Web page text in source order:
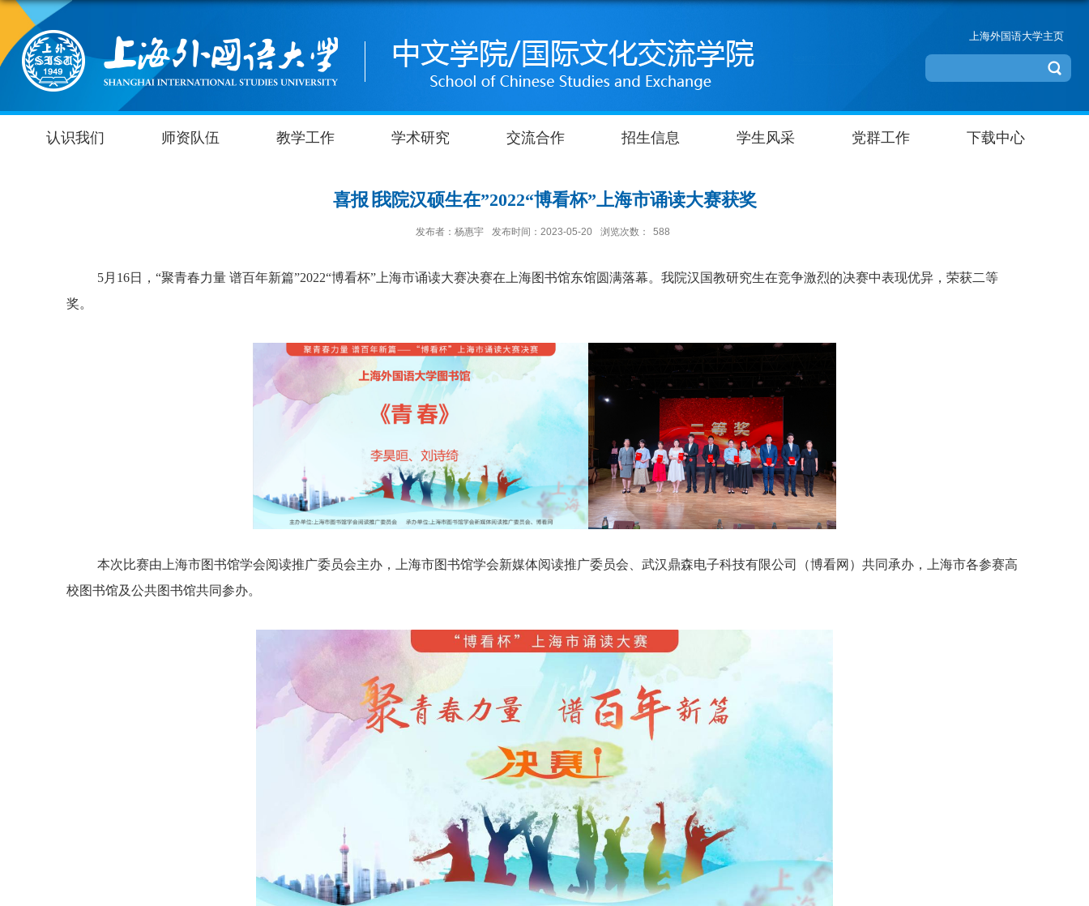
上海外国语大学主页
认识我们 师资队伍 教学工作 学术研究 交流合作 招生信息 学生风采 党群工作 下载中心
喜报∣我院汉硕生在”2022“博看杯”上海市诵读大赛获奖
发布者：杨惠宇 发布时间：2023-05-20 浏览次数： 588
5月 16日，“聚青春力量 谱百年新篇”2022“博看杯”上海市诵读大赛决赛在上海图书馆东馆圆满落幕。我院汉国教研究生在竞争激烈的决赛中表现优异，荣获二等
奖。
本次比赛由上海市图书馆学会阅读推广委员会主办，上海市图书馆学会新媒体阅读推广委员会、武汉鼎森电子科技有限公司（博看网）共同承办，上海市各参赛高
校图书馆及公共图书馆共同参办。